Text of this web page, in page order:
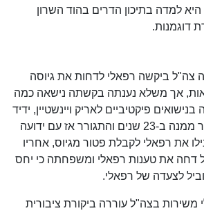
היא למדה בתיכון הדרים בהוד השרון
דוגמנות.
צה"ל ביקשה רפאלי לדחות את גיוסה
בריאות, אך משלא נענתה בקשתה נישאה כמה
פיקטיביים לאריק ויינשטיין, ידיד
של הוריה, שהיה מבוגר ממנה ב-23 שנים והתגורר אז עם ידועה
את רפאלי לקבלת פטור מגיוס, אחריו
דחה את טענות רפאלי ומשפחתה כי יחס
לצעדה של רפאלי.
בצה"ל עוררה ביקורת ציבורית